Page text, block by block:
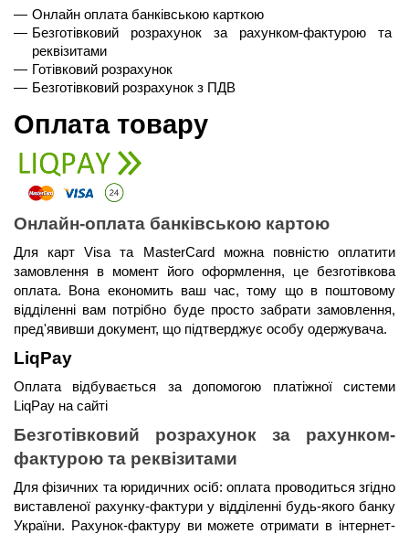
Онлайн оплата банківською карткою
Безготівковий розрахунок за рахунком-фактурою та
реквізитами
Готівковий розрахунок
Безготівковий розрахунок з ПДВ
Оплата товару
Онлайн-оплата банківською картою
Для карт Visa та MasterCard можна повністю оплатити
замовлення в момент його оформлення, це безготівкова
оплата. Вона економить ваш час, тому що в поштовому
відділенні вам потрібно буде просто забрати замовлення,
пред'явивши документ, що підтверджує особу одержувача.
LiqPay
Оплата відбувається за допомогою платіжної системи
LiqPay на сайті
Безготівковий розрахунок за рахунком-
фактурою та реквізитами
Для фізичних та юридичних осіб: оплата проводиться згідно
виставленої рахунку-фактури у відділенні будь-якого банку
України. Рахунок-фактуру ви можете отримати в інтернет-